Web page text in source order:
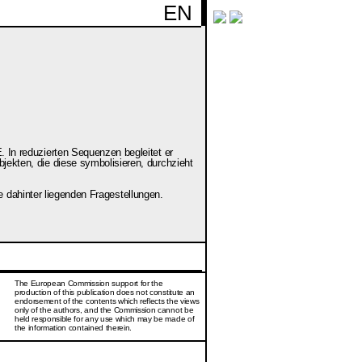
EN
In reduzierten Sequenzen begleitet er
die diese symbolisieren, durchzieht
liegenden Fragestellungen.
The European Commission support for the
production of this publication does not constitute an
endorsement of the contents which reflects the views
only of the authors, and the Commission cannot be
held responsi­ble for any use which may be made of
the information contained therein.